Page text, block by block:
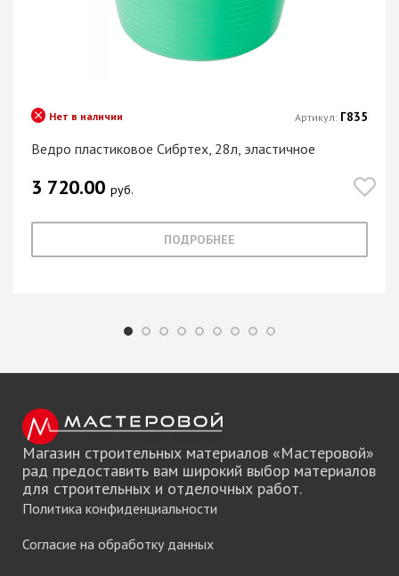
Ведро пластиковое Сибртех, 28л, эластичное
Нет в наличии
3 720.00 руб.
ПОДРОБНЕЕ
Артикул: Г835
Магазин строительных материалов «Мастеровой»
рад предоставить вам широкий выбор материалов
для строительных и отделочных работ.
Политика конфиденциальности
Согласие на обработку данных